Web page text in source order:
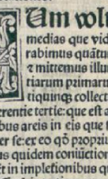
more
more
for
ends
🔎︎
Start
Project
Team
News
Jobs